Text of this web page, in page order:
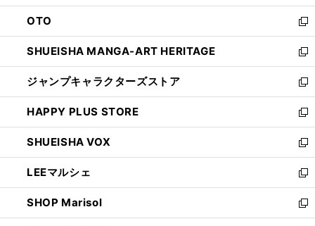
ウ
で
開
く
ン
ド
ウ
で
開
く
OTO
新
し
い
ウ
ィ
ン
ド
ウ
で
開
く
SHUEISHA MANGA-ART HERITAGE
新
し
い
ウ
ィ
ン
ド
ウ
で
開
く
ジャンプキャラクターズストア
新
し
い
ウ
ィ
ン
ド
ウ
で
開
HAPPY PLUS STORE
新
し
い
ウ
ィ
ン
ド
ウ
SHUEISHA VOX
新
し
い
ウ
ィ
ン
LEEマルシェ
新
し
い
ウ
SHOP Marisol
新
し